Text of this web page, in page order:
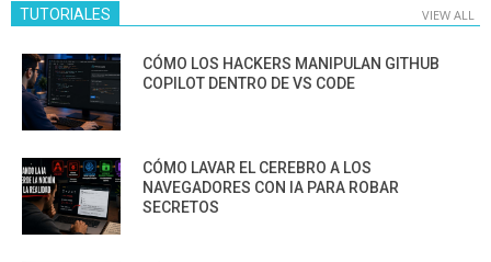
TUTORIALES VIEW ALL
CÓMO LOS HACKERS MANIPULAN GITHUB
COPILOT DENTRO DE VS CODE
CÓMO LAVAR EL CEREBRO A LOS
NAVEGADORES CON IA PARA ROBAR
SECRETOS